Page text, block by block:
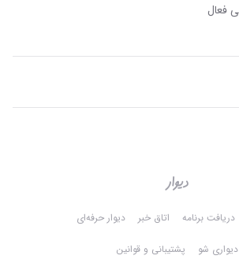
دریافت برنامه اتاق خبر دیوار حرفه‌ای
دیواری شو پشتیبانی و قوانین